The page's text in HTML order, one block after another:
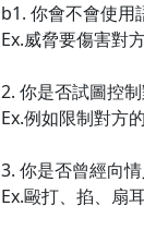
b1. 你會不會使用
Ex.威脅要傷害對
2. 你是否試圖控
Ex.例如限制對方
3. 你是否曾經向
Ex.毆打、掐、扇